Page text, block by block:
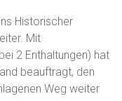
Historischer
Mit
2 Enthaltungen) hat
beauftragt, den
Weg weiter